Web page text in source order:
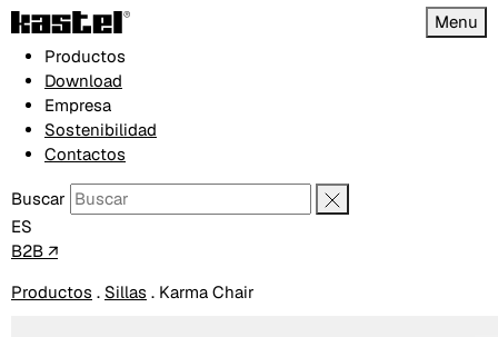
Menu
Productos
Download
Empresa
Sostenibilidad
Contactos
Buscar
ES
B2B ↗
Productos . Sillas . Karma Chair